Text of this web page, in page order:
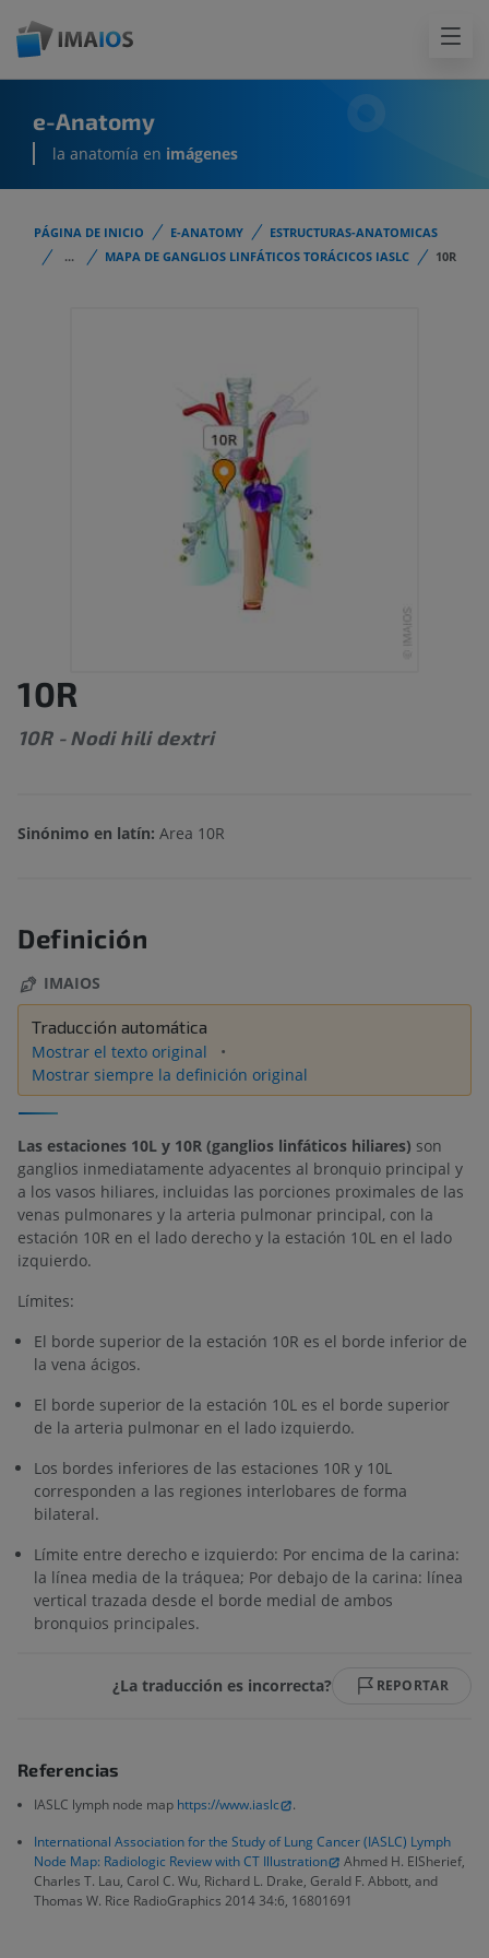
e-Anatomy
la anatomía en imágenes
PÁGINA DE INICIO E-ANATOMY
ESTRUCTURAS-ANATOMICAS
...
MAPA DE GANGLIOS LINFÁTICOS TORÁCICOS IASLC 10R
10R
10R - Nodi hili dextri
Sinónimo en latín: Area 10R
Definición
IMAIOS
Traducción automática
Mostrar el texto original
Mostrar siempre la definición original
Las estaciones 10L y 10R (ganglios linfáticos hiliares) son
ganglios inmediatamente adyacentes al bronquio principal y
a los vasos hiliares, incluidas las porciones proximales de las
venas pulmonares y la arteria pulmonar principal, con la
estación 10R en el lado derecho y la estación 10L en el lado
izquierdo.
Límites:
El borde superior de la estación 10R es el borde inferior de
la vena ácigos.
El borde superior de la estación 10L es el borde superior
de la arteria pulmonar en el lado izquierdo.
Los bordes inferiores de las estaciones 10R y 10L
corresponden a las regiones interlobares de forma
bilateral.
Límite entre derecho e izquierdo: Por encima de la carina:
la línea media de la tráquea; Por debajo de la carina: línea
vertical trazada desde el borde medial de ambos
bronquios principales.
¿La traducción es incorrecta? REPORTAR
Referencias
IASLC lymph node map https://www.iaslc
.
International Association for the Study of Lung Cancer (IASLC) Lymph
Node Map: Radiologic Review with CT Illustration
Ahmed H. ElSherief,
Charles T. Lau, Carol C. Wu, Richard L. Drake, Gerald F. Abbott, and
Thomas W. Rice RadioGraphics 2014 34:6, 16801691